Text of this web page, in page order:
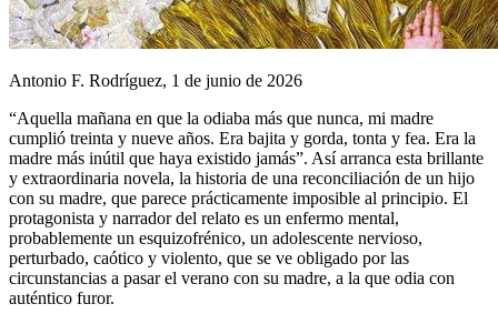
Antonio F. Rodríguez, 1 de junio de 2026
“Aquella mañana en que la odiaba más que nunca, mi madre
cumplió treinta y nueve años. Era bajita y gorda, tonta y fea. Era la
madre más inútil que haya existido jamás”. Así arranca esta brillante
y extraordinaria novela, la historia de una reconciliación de un hijo
con su madre, que parece prácticamente imposible al principio. El
protagonista y narrador del relato es un enfermo mental,
probablemente un esquizofrénico, un adolescente nervioso,
perturbado, caótico y violento, que se ve obligado por las
circunstancias a pasar el verano con su madre, a la que odia con
auténtico furor.